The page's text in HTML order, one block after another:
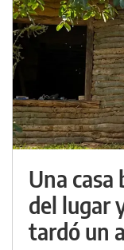
Una
del lugar
tardó un